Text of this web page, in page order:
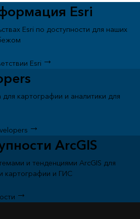
Esri
Esri по доступности для наших
Esri
картографии и аналитики для
ArcGIS
и тенденциями ArcGIS для
картографии и ГИС